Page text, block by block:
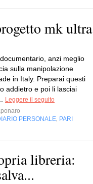
mk ultra
anzi meglio
sulla manipolazione
in Italy. Preparai questi
addietro e poi li lasciai
Leggere il seguito
PERSONALE PARI
libreria: